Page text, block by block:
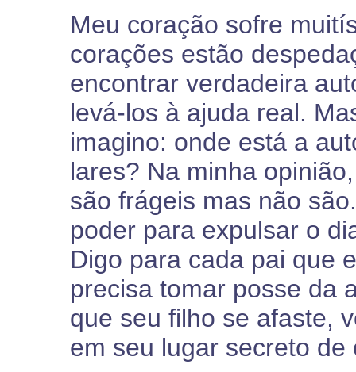
Meu coração sofre
corações estão
encontrar verdadeira
levá-los à ajuda real.
imagino: onde está a
lares? Na minha
são frágeis mas não
poder para expulsar o
Digo para cada pai que
precisa tomar posse da
que seu filho se afaste,
em seu lugar secreto de